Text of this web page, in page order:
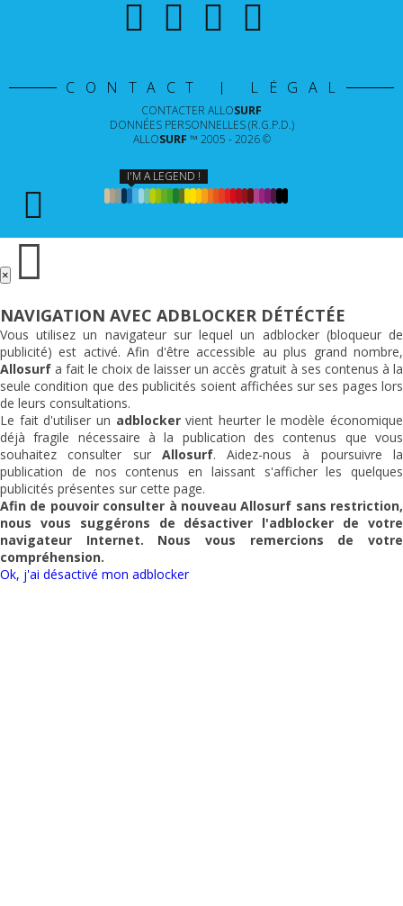
CONTACT | LÉGAL
CONTACTER ALLOSURF
DONNÉES PERSONNELLES (R.G.P.D.)
ALLOSURF ™ 2005 - 2026 ©
I'M A LEGEND !
×
NAVIGATION AVEC ADBLOCKER DÉTÉCTÉE
Vous utilisez un navigateur sur lequel un adblocker (bloqueur de
publicité) est activé. Afin d'être accessible au plus grand nombre,
Allosurf a fait le choix de laisser un accès gratuit à ses contenus à la
seule condition que des publicités soient affichées sur ses pages lors
de leurs consultations.
Le fait d'utiliser un adblockervient heurter le modèle économique
déjà fragile nécessaire à la publication des contenus que vous
souhaitez consulter sur Allosurf. Aidez-nous à poursuivre la
publication de nos contenus en laissant s'afficher les quelques
publicités présentes sur cette page.
Afin de pouvoir consulter à nouveauAllosurf sans restriction,
nous vous suggérons de désactiver l'adblocker de votre
navigateur Internet. Nous vous remercions de votre
compréhension.
Ok, j'ai désactivé mon adblocker